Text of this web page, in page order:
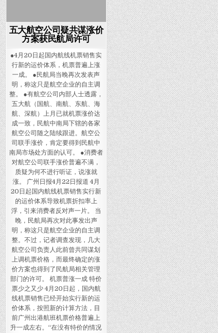
五大航空公司疑共谋涨价
方案获民航局许可
●4月20日起国内航线机票销售实
行新的运价体系，机票普遍上涨
一成。 ●民航局当晚再次发表声
明，称这只是航空企业的自主调
整。 ●有航空公司内部人士透露，
五大航（国航、南航、东航、海
航、深航）上月已就机票涨价达
成一致，民航中南局下辖的各家
航空公司随之陆续跟进。航空公
司联手涨价，肯定要得到民航中
南局市场处方面的认可。 ●消费者
对航空公司联手涨价普遍不满，
质疑为何不进行听证，说涨就
涨。 广州日报4月22日报道 4月
20日起国内航线机票销售实行新
的运价体系导致机票折扣率上
浮，引来消费者反对声一片。 当
晚，民航局再次对此事发出声
明，称这只是航空企业的自主调
整。不过，记者调查发现，几大
航空公司负责人此前曾共同谋划
上调机票价格，而最终确定的涨
价方案也得到了民航局相关管理
部门的许可。 机票普涨一成 特价
票少之又少 4月20日起，国内航
线机票销售已经开始实行新的运
价体系，按照新的计算方法，目
前广州出港航班机票价格普遍上
升一成左右。“在没有特价的情况